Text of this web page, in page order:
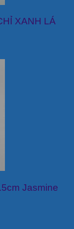
XANH LÁ
Jasmine